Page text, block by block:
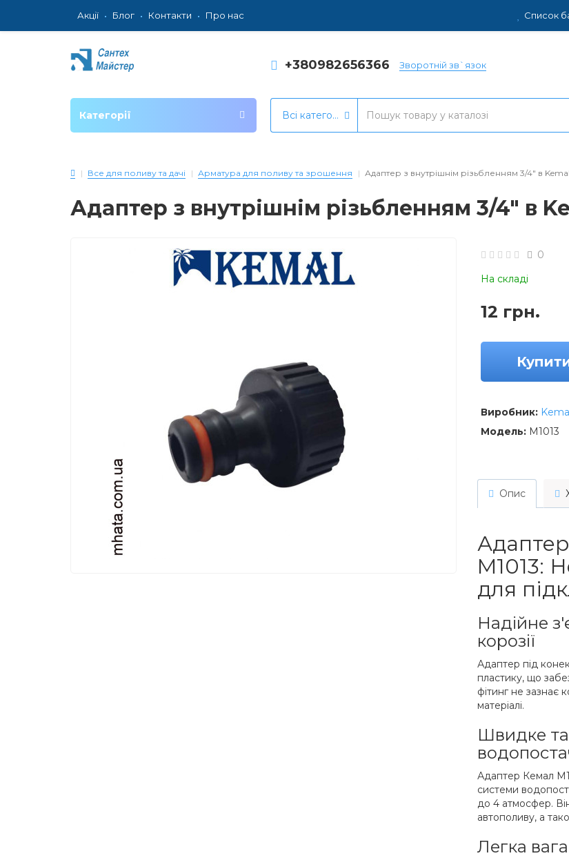
Акції Блог Контакти Про нас Список
+380982656366 Зворотній зв`язок
Всі категорії
Категорії
Все для поливу та дачі Арматура для поливу та зрошення Адаптер з внутрішнім різьбленням 3/4" в
Адаптер з внутрішнім різьбленням 3/4" в
0
На складі
12 грн.
Виробник:
Модель: M1013
Опис
M1013:
для
Надійне
корозії
Адаптер під
пластику, що
фітинг не зазнає
матеріалі.
Швидке
Адаптер Кемал
системи
до 4 атмосфер.
автополиву, а
Легка